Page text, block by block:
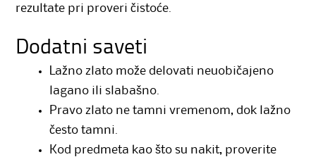
rezultate pri proveri čistoće.
Dodatni saveti
Lažno zlato može delovati neuobičajeno
lagano ili slabašno.
Pravo zlato ne tamni vremenom, dok lažno
često tamni.
Kod predmeta kao što su nakit, proverite